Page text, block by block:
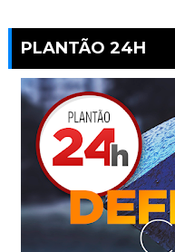
PLANTÃO 24H